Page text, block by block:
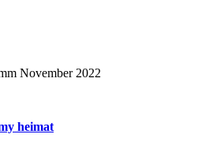
November 2022
heimat